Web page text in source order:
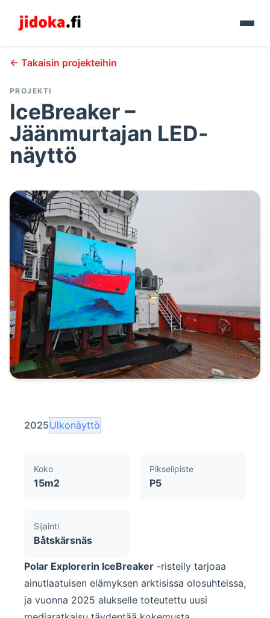
← Takaisin projekteihin
PROJEKTI
IceBreaker –
Jäänmurtajan LED-
näyttö
2025Ulkonäyttö
Koko
15m2
Pikselipiste
P5
Sijainti
Båtskärsnäs
Polar Explorerin IceBreaker -risteily tarjoaa
ainutlaatuisen elämyksen arktisissa olosuhteissa,
ja vuonna 2025 alukselle toteutettu uusi